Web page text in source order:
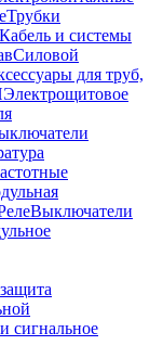
Трубки
Кабель и системы
Силовой
для труб,
Электрощитовое
Выключатели
сигнальное